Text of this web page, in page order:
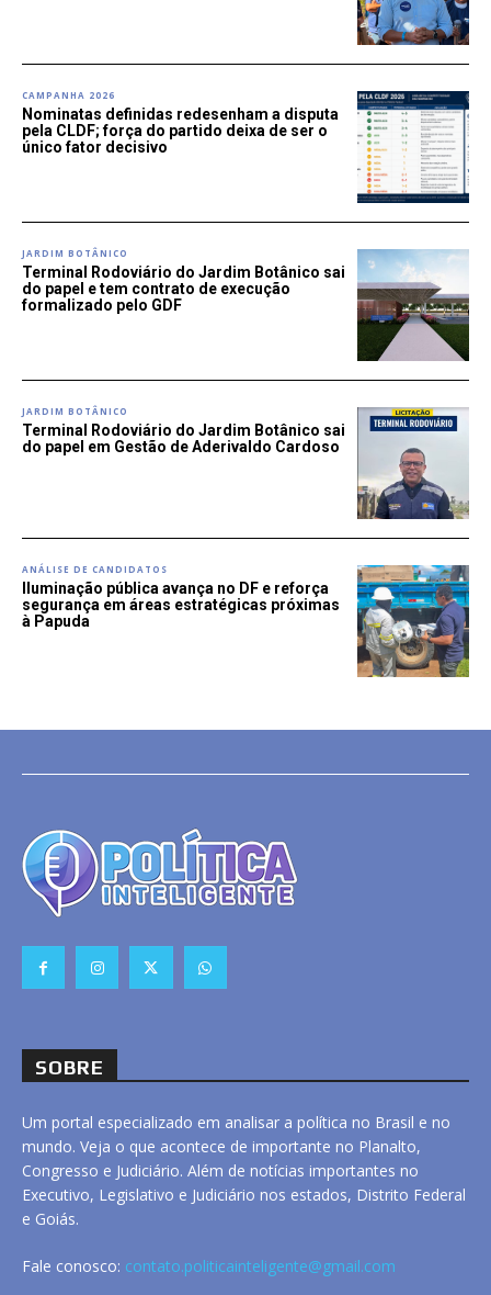
CAMPANHA 2026
Nominatas definidas redesenham a disputa
pela CLDF; força do partido deixa de ser o
único fator decisivo
JARDIM BOTÂNICO
Terminal Rodoviário do Jardim Botânico sai
do papel e tem contrato de execução
formalizado pelo GDF
JARDIM BOTÂNICO
Terminal Rodoviário do Jardim Botânico sai
do papel em Gestão de Aderivaldo Cardoso
ANÁLISE DE CANDIDATOS
Iluminação pública avança no DF e reforça
segurança em áreas estratégicas próximas
à Papuda
SOBRE
Um portal especializado em analisar a política no Brasil e no
mundo. Veja o que acontece de importante no Planalto,
Congresso e Judiciário. Além de notícias importantes no
Executivo, Legislativo e Judiciário nos estados, Distrito Federal
e Goiás.
Fale conosco: contato.politicainteligente@gmail.com